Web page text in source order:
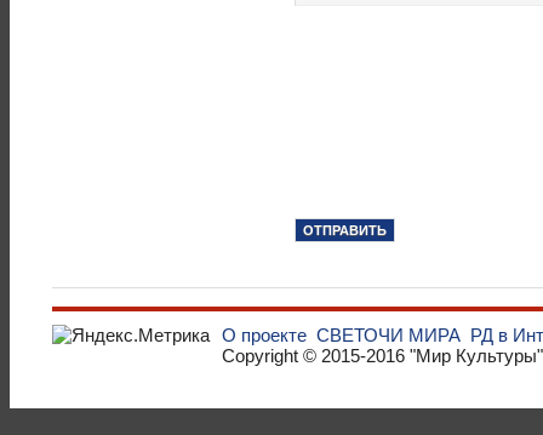
О проекте СВЕТОЧИ МИРА РД в
Copyright © 2015-2016 "Мир Культуры"